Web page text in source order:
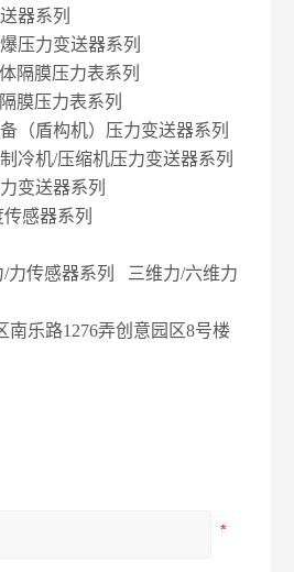
器系列
压力变送器系列
隔膜压力表系列
膜压力表系列
（盾构机）压力变送器系列
冷机/压缩机压力变送器系列
变送器系列
感器系列
力传感器系列 三维力/六维力
南乐路1276弄创意园区8号楼
：